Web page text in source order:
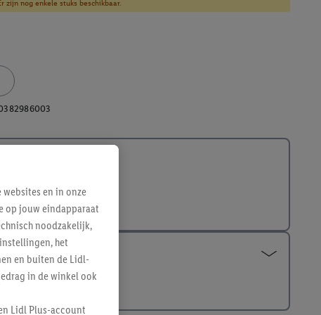
zijn nog enkele stuks beschikbaar.
en in onze
op jouw eindapparaat
noodzakelijk,
het
en buiten de Lidl-
in de winkel ook
Lidl Plus-account